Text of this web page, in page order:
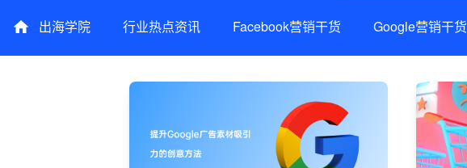
出海学院 行业热点资讯 Facebook营销干货 Google营销干货